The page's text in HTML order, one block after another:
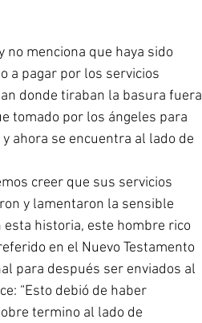
menciona que haya sido
a pagar por los servicios
donde tiraban la basura fuera
tomado por los ángeles para
ahora se encuentra al lado de
creer que sus servicios
y lamentaron la sensible
historia, este hombre rico
en el Nuevo Testamento
para después ser enviados al
“Esto debió de haber
termino al lado de